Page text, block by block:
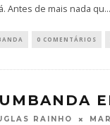
Antes de mais nada qu...
0 COMENTÁRIOS
RAINHO